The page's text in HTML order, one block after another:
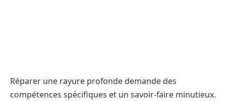
Réparer une rayure profonde demande des
compétences spécifiques et un savoir-faire minutieux.